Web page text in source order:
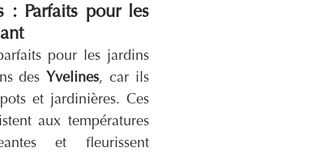
: Parfaits pour les
pour les jardins
des Yvelines, car ils
et jardinières. Ces
aux températures
et fleurissent